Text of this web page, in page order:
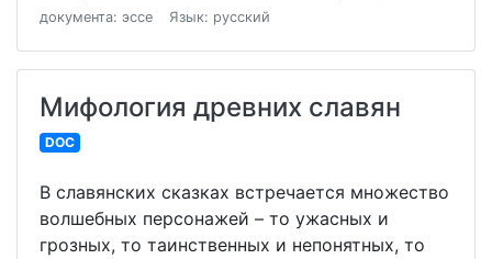
документа: эссе
Язык: русский
Мифология древних славян
DOC
В славянских сказках встречается множество
волшебных персонажей – то ужасных и
грозных, то таинственных и непонятных, то